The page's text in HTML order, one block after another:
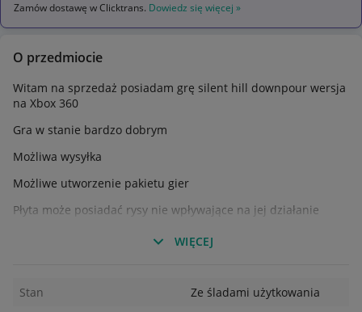
Zamów dostawę w Clicktrans. Dowiedz się więcej »
O przedmiocie
Witam na sprzedaż posiadam grę silent hill downpour wersja
na Xbox 360
Gra w stanie bardzo dobrym
Możliwa wysyłka
Możliwe utworzenie pakietu gier
Płyta może posiadać rysy nie wpływające na jej działanie
Pudełko okładka i książeczka mogą mieć uszkodzenia
Bushgames
WIĘCEJ
Stan
Ze śladami użytkowania